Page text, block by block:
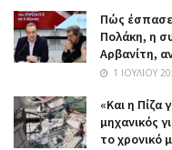
Πώς έσπασε
Πολάκη, η
Αρβανίτη,
1 ΙΟΥΛΊΟΥ
«Και η Πίζα
μηχανικός
το χρονικό